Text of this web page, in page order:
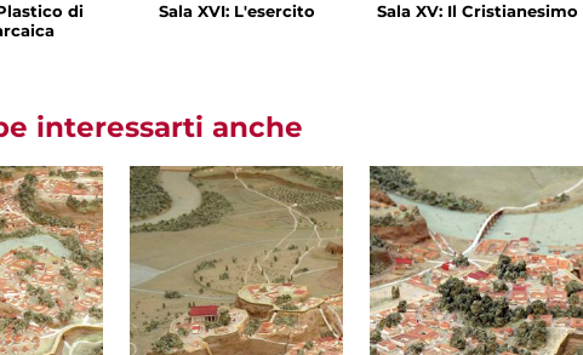
di
Sala XVI: L'esercito Sala XV: Il Cristianesimo
interessarti anche